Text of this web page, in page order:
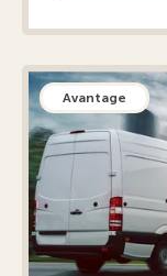
Avantage